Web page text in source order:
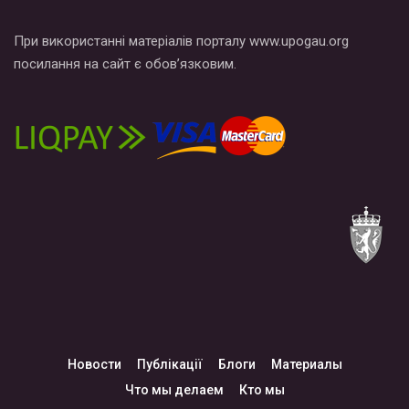
При використанні матеріалів порталу www.upogau.org
посилання на сайт є обов’язковим.
Новости Публікації Блоги
Материалы
Что мы делаем
Кто мы